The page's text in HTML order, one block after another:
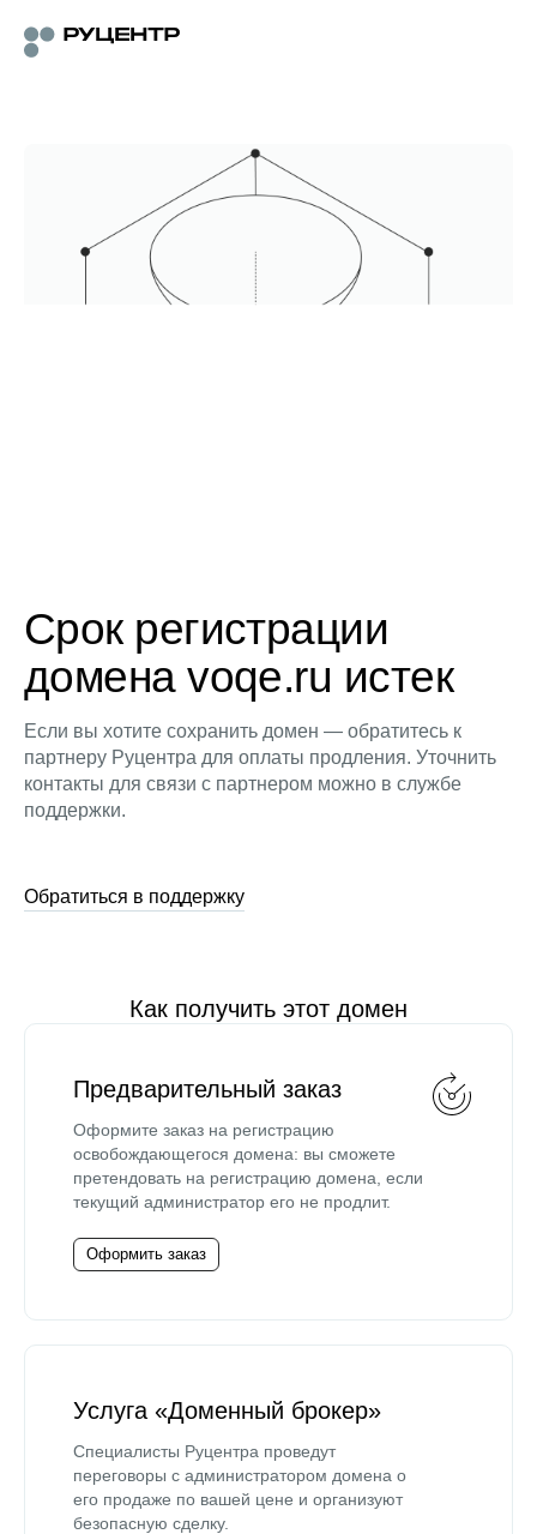
Срок регистрации
домена voqe.ru истек
Если вы хотите сохранить домен — обратитесь к
партнеру Руцентра для оплаты продления. Уточнить
контакты для связи с партнером можно в службе
поддержки.
Обратиться в поддержку
Как получить этот домен
Предварительный заказ
Оформите заказ на регистрацию
освобождающегося домена: вы сможете
претендовать на регистрацию домена, если
текущий администратор его не продлит.
Оформить заказ
Услуга «Доменный брокер»
Специалисты Руцентра проведут
переговоры с администратором домена о
его продаже по вашей цене и организуют
безопасную сделку.